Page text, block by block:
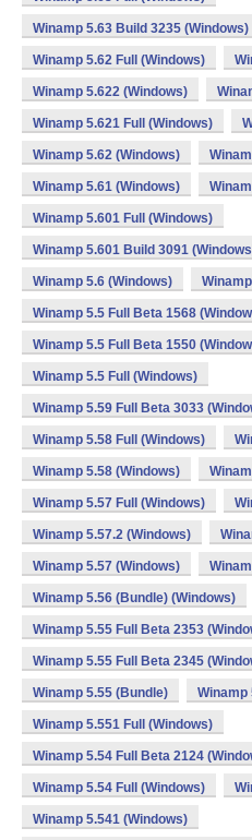
Winamp 5.63 Build 3235 (Windows)
Winamp 5.62 Full (Windows)
Winamp 5.622 (Windows)
Winamp 5.621 Full (Windows)
Winamp 5.62 (Windows)
Winamp 5.61 (Windows)
Winamp 5.601 Full (Windows)
Winamp 5.601 Build 3091
Winamp 5.6 (Windows)
Winamp 5.5 Full Beta 1568
Winamp 5.5 Full Beta 1550
Winamp 5.5 Full (Windows)
Winamp 5.59 Full Beta 3033
Winamp 5.58 Full (Windows)
Winamp 5.58 (Windows)
Winamp 5.57 Full (Windows)
Winamp 5.57.2 (Windows)
Winamp 5.57 (Windows)
Winamp 5.56 (Bundle) (Windows)
Winamp 5.55 Full Beta 2353
Winamp 5.55 Full Beta 2345
Winamp 5.55 (Bundle) Winamp
Winamp 5.551 Full (Windows)
Winamp 5.54 Full Beta 2124
Winamp 5.54 Full (Windows)
Winamp 5.541 (Windows)